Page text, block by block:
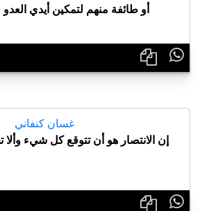
أو طائفة منهم لتمكين أيدي

غسان كنفاني
إن الانتصار هو أن تتوقع كل شيء
